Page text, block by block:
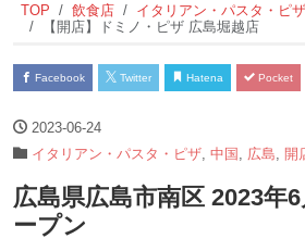
TOP 飲食店
イタリアン・パスタ・ピザ
【開店】ドミノ・ピザ 広島堀越店
Facebook Twitter Hatena Pocket
2023-06-24
イタリアン・パスタ・ピザ 中国 広島 開
広島県広島市南区 2023年
ープン